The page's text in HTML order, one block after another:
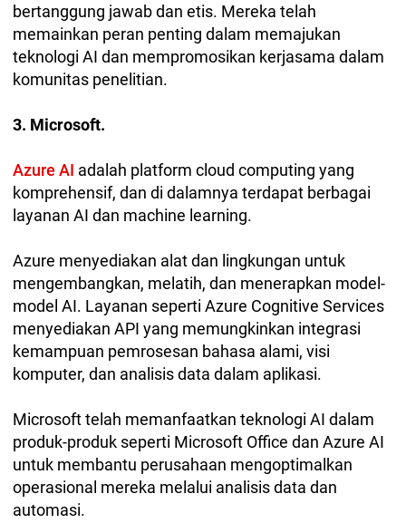
bertanggung jawab dan etis. Mereka telah
memainkan peran penting dalam memajukan
teknologi AI dan mempromosikan kerjasama dalam
komunitas penelitian.
3. Microsoft.
Azure AI adalah platform cloud computing yang
komprehensif, dan di dalamnya terdapat berbagai
layanan AI dan machine learning.
Azure menyediakan alat dan lingkungan untuk
mengembangkan, melatih, dan menerapkan model-
model AI. Layanan seperti Azure Cognitive Services
menyediakan API yang memungkinkan integrasi
kemampuan pemrosesan bahasa alami, visi
komputer, dan analisis data dalam aplikasi.
Microsoft telah memanfaatkan teknologi AI dalam
produk-produk seperti Microsoft Office dan Azure AI
untuk membantu perusahaan mengoptimalkan
operasional mereka melalui analisis data dan
automasi.